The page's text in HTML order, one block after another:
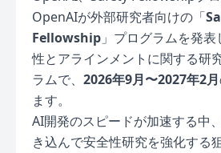
OpenAIが外部研究者向けの「
Fellowship 」プログラムを発
性とアラインメントに関する研
ラムで、 2026年9月〜2027年2月
ます。
AI開発のスピードが加速する中
き込んで安全性研究を強化する